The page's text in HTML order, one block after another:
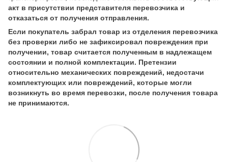
акт в присутствии представителя перевозчика и
отказаться от получения отправления.
Если покупатель забрал товар из отделения перевозчика
без проверки либо не зафиксировал повреждения при
получении, товар считается полученным в надлежащем
состоянии и полной комплектации. Претензии
относительно механических повреждений, недостачи
комплектующих или повреждений, которые могли
возникнуть во время перевозки, после получения товара
не принимаются.